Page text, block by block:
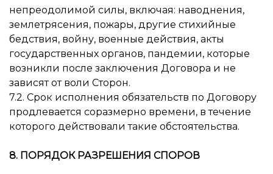
непреодолимой силы, включая: наводнения,
землетрясения, пожары, другие стихийные
бедствия, войну, военные действия, акты
государственных органов, пандемии, которые
возникли после заключения Договора и не
зависят от воли Сторон.
7.2. Срок исполнения обязательств по Договору
продлевается соразмерно времени, в течение
которого действовали такие обстоятельства.
8. ПОРЯДОК РАЗРЕШЕНИЯ СПОРОВ